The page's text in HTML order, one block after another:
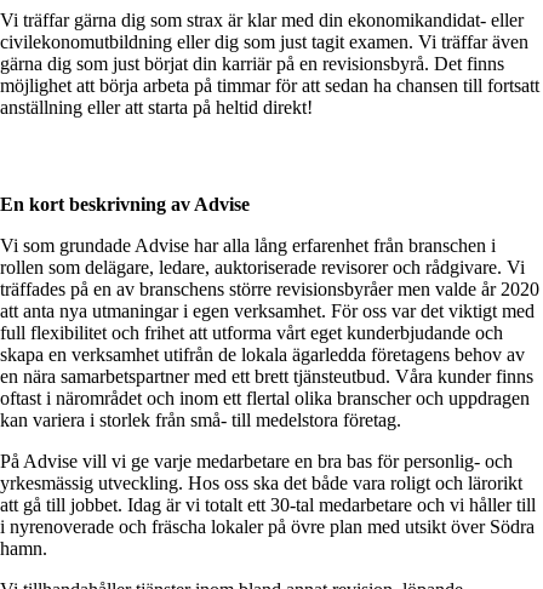
Vi träffar gärna dig som strax är klar med din ekonomikandidat- eller
civilekonomutbildning eller dig som just tagit examen. Vi träffar även
gärna dig som just börjat din karriär på en revisionsbyrå. Det finns
möjlighet att börja arbeta på timmar för att sedan ha chansen till fortsatt
anställning eller att starta på heltid direkt!
En kort beskrivning av Advise
Vi som grundade Advise har alla lång erfarenhet från branschen i
rollen som delägare, ledare, auktoriserade revisorer och rådgivare. Vi
träffades på en av branschens större revisionsbyråer men valde år 2020
att anta nya utmaningar i egen verksamhet. För oss var det viktigt med
full flexibilitet och frihet att utforma vårt eget kunderbjudande och
skapa en verksamhet utifrån de lokala ägarledda företagens behov av
en nära samarbetspartner med ett brett tjänsteutbud. Våra kunder finns
oftast i närområdet och inom ett flertal olika branscher och uppdragen
kan variera i storlek från små- till medelstora företag.
På Advise vill vi ge varje medarbetare en bra bas för personlig- och
yrkesmässig utveckling. Hos oss ska det både vara roligt och lärorikt
att gå till jobbet. Idag är vi totalt ett 30-tal medarbetare och vi håller till
i nyrenoverade och fräscha lokaler på övre plan med utsikt över Södra
hamn.